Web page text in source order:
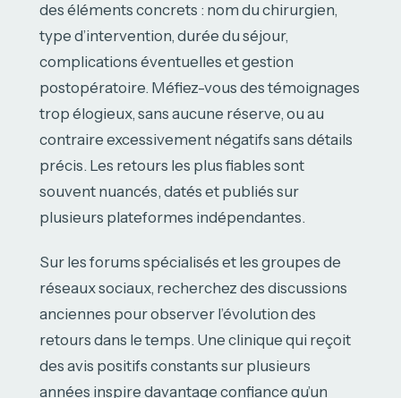
des éléments concrets : nom du chirurgien,
type d’intervention, durée du séjour,
complications éventuelles et gestion
postopératoire. Méfiez-vous des témoignages
trop élogieux, sans aucune réserve, ou au
contraire excessivement négatifs sans détails
précis. Les retours les plus fiables sont
souvent nuancés, datés et publiés sur
plusieurs plateformes indépendantes.
Sur les forums spécialisés et les groupes de
réseaux sociaux, recherchez des discussions
anciennes pour observer l’évolution des
retours dans le temps. Une clinique qui reçoit
des avis positifs constants sur plusieurs
années inspire davantage confiance qu’un